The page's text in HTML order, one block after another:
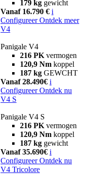
179 kg gewicht
Vanaf 16.790 € i
Configureer Ontdek meer
V4
Panigale V4
216 PK vermogen
120,9 Nm koppel
187 kg GEWCHT
Vanaf 28.490€ i
Configureer Ontdek nu
V4 S
Panigale V4 S
216 PK vermogen
120,9 Nm koppel
187 kg gewicht
Vanaf 35.690€ i
Configureer Ontdek nu
V4 Tricolore